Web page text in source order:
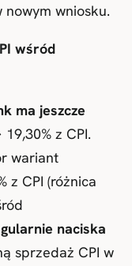
wniosku.
wśród
ma jeszcze
z CPI.
wariant
z CPI (różnica
naciska
sprzedaż CPI w